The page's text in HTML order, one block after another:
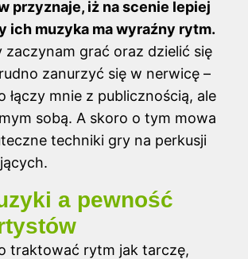
przyznaje, iż na scenie lepiej
ich muzyka ma wyraźny rytm.
zaczynam grać oraz dzielić się
zanurzyć się w nerwicę –
łączy mnie z publicznością, ale
sobą. A skoro o tym mowa
techniki gry na perkusji
.
a pewność
traktować rytm jak tarczę,